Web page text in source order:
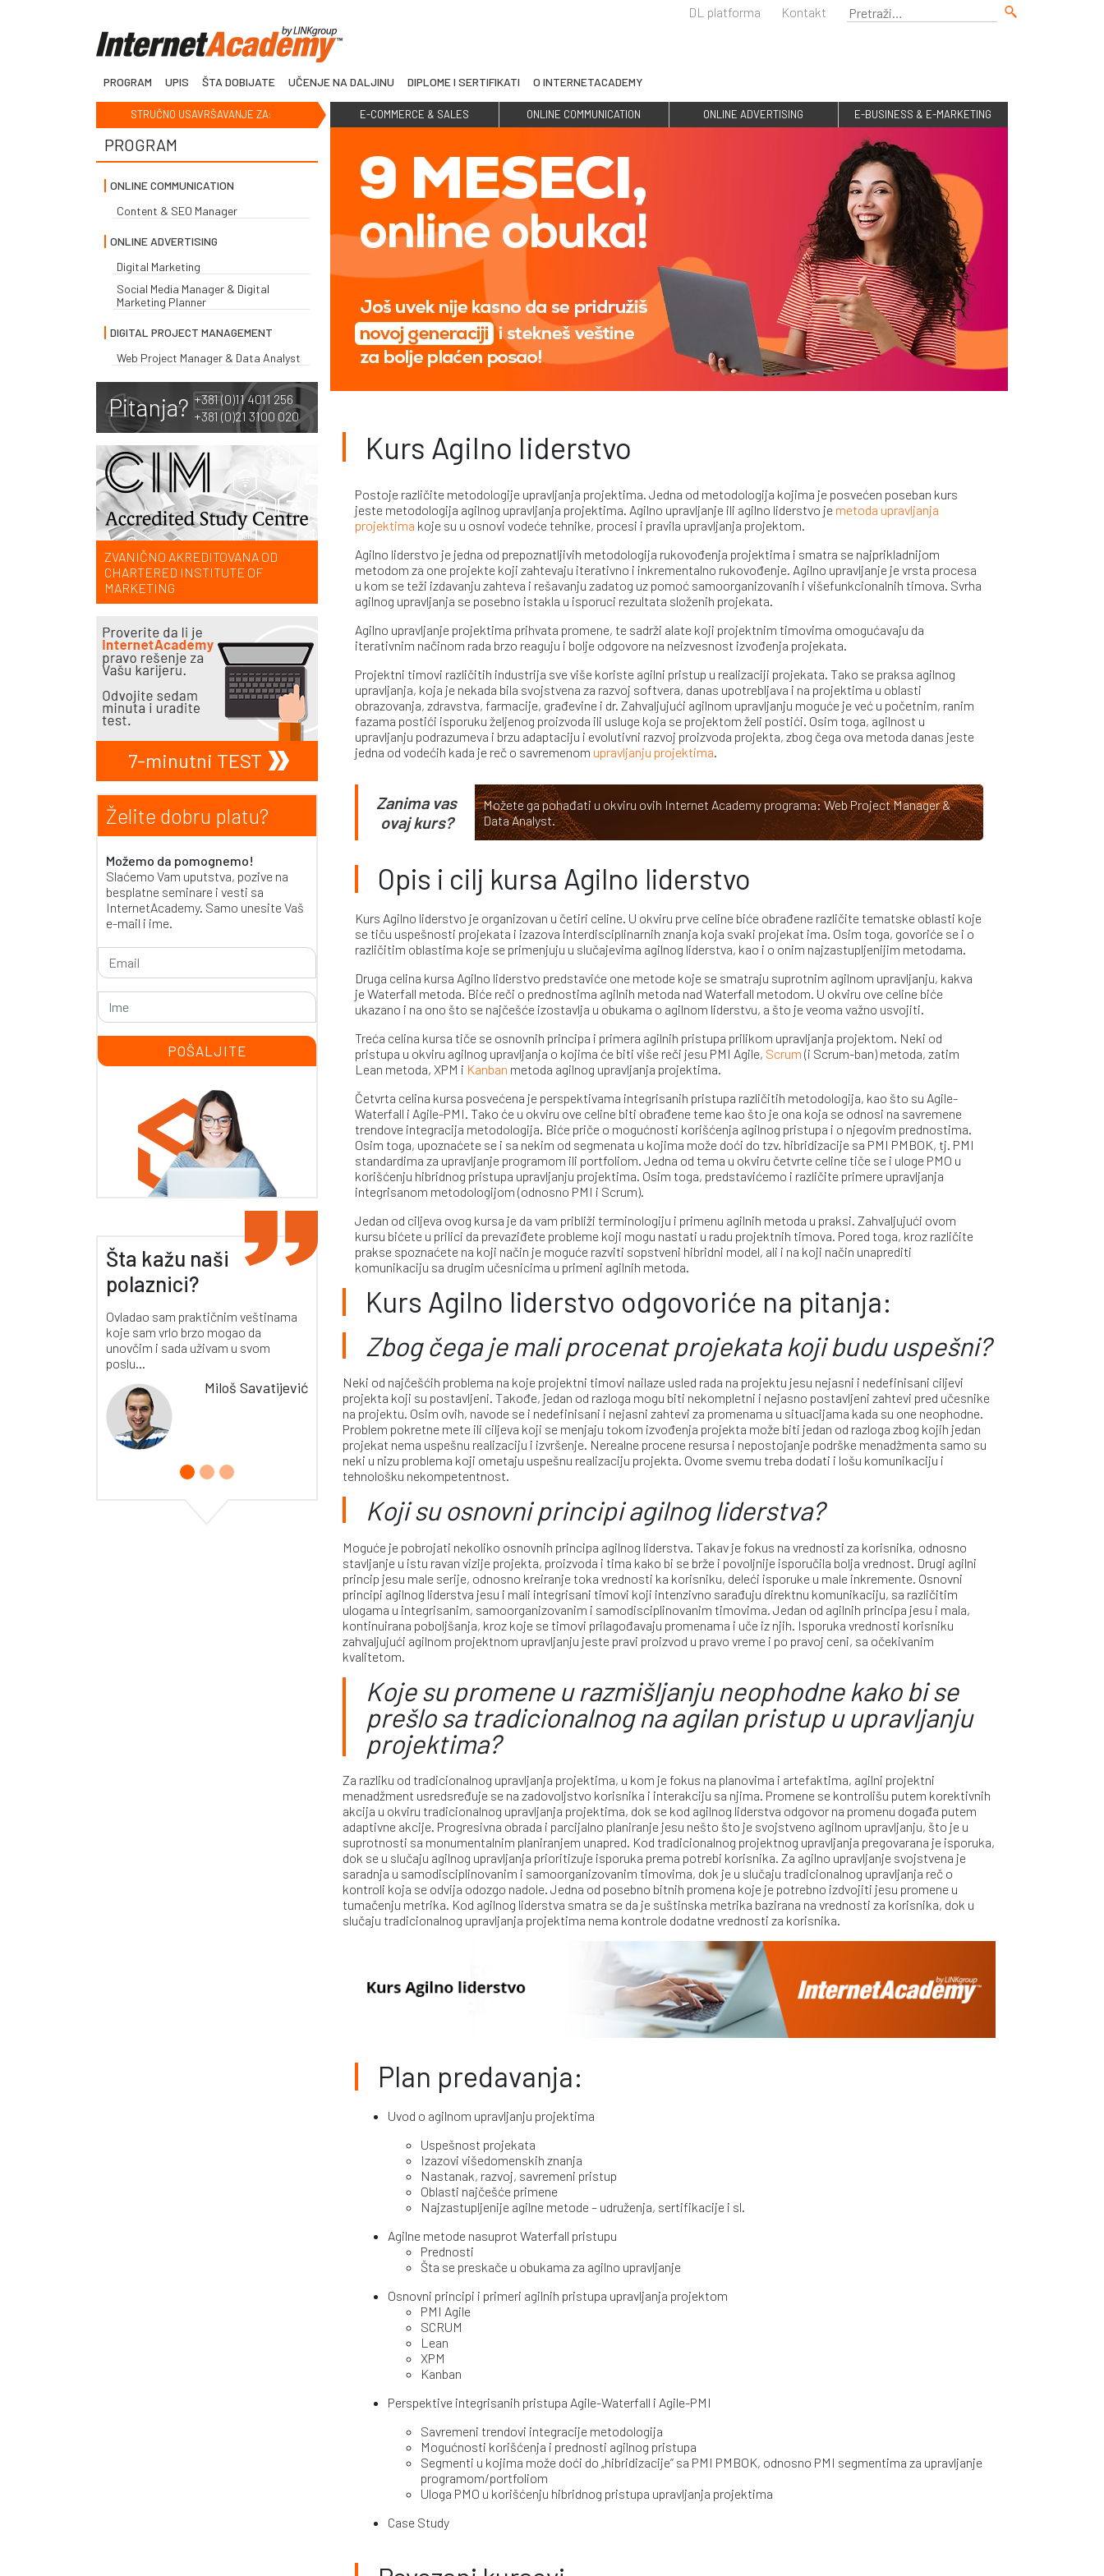
DL platforma Kontakt
PROGRAM UPIS ŠTA DOBIJATE UČENJE NA DALJINU DIPLOME I SERTIFIKATI O INTERNETACADEMY
STRUČNO USAVRŠAVANJE ZA: E-COMMERCE & SALES ONLINE COMMUNICATION ONLINE ADVERTISING E-BUSINESS & E-MARKETING
PROGRAM
ONLINE COMMUNICATION
Content & SEO Manager
ONLINE ADVERTISING
Digital Marketing
Social Media Manager & Digital
Marketing Planner
DIGITAL PROJECT MANAGEMENT
Web Project Manager & Data Analyst
Pitanja? +381 (0)11 4011 256
+381 (0)21 3100 020
ZVANIČNO AKREDITOVANA OD
CHARTERED INSTITUTE OF
MARKETING
7-minutni TEST
Želite dobru platu?
Možemo da pomognemo!
Slaćemo Vam uputstva, pozive na
besplatne seminare i vesti sa
InternetAcademy. Samo unesite Vaš
e-mail i ime.
Šta kažu naši
polaznici?
Ovladao sam praktičnim veštinama
koje sam vrlo brzo mogao da
unovčim i sada uživam u svom
poslu...
Miloš Savatijević
Kurs Agilno liderstvo
Postoje različite metodologije upravljanja projektima. Jedna od metodologija kojima je posvećen poseban kurs
jeste metodologija agilnog upravljanja projektima. Agilno upravljanje ili agilno liderstvo je metoda upravljanja
projektima koje su u osnovi vodeće tehnike, procesi i pravila upravljanja projektom.
Agilno liderstvo je jedna od prepoznatljivih metodologija rukovođenja projektima i smatra se najprikladnijom
metodom za one projekte koji zahtevaju iterativno i inkrementalno rukovođenje. Agilno upravljanje je vrsta procesa
u kom se teži izdavanju zahteva i rešavanju zadatog uz pomoć samoorganizovanih i višefunkcionalnih timova. Svrha
agilnog upravljanja se posebno istakla u isporuci rezultata složenih projekata.
Agilno upravljanje projektima prihvata promene, te sadrži alate koji projektnim timovima omogućavaju da
iterativnim načinom rada brzo reaguju i bolje odgovore na neizvesnost izvođenja projekata.
Projektni timovi različitih industrija sve više koriste agilni pristup u realizaciji projekata. Tako se praksa agilnog
upravljanja, koja je nekada bila svojstvena za razvoj softvera, danas upotrebljava i na projektima u oblasti
obrazovanja, zdravstva, farmacije, građevine i dr. Zahvaljujući agilnom upravljanju moguće je već u početnim, ranim
fazama postići isporuku željenog proizvoda ili usluge koja se projektom želi postići. Osim toga, agilnost u
upravljanju podrazumeva i brzu adaptaciju i evolutivni razvoj proizvoda projekta, zbog čega ova metoda danas jeste
jedna od vodećih kada je reč o savremenom upravljanju projektima.
Zanima vas
ovaj kurs?
Možete ga pohađati u okviru ovih Internet Academy programa:Web Project Manager &
Data Analyst.
Opis i cilj kursa Agilno liderstvo
Kurs Agilno liderstvo je organizovan u četiri celine. U okviru prve celine biće obrađene različite tematske oblasti koje
se tiču uspešnosti projekata i izazova interdisciplinarnih znanja koja svaki projekat ima. Osim toga, govoriće se i o
različitim oblastima koje se primenjuju u slučajevima agilnog liderstva, kao i o onim najzastupljenijim metodama.
Druga celina kursa Agilno liderstvo predstaviće one metode koje se smatraju suprotnim agilnom upravljanju, kakva
je Waterfall metoda. Biće reči o prednostima agilnih metoda nad Waterfall metodom. U okviru ove celine biće
ukazano i na ono što se najčešće izostavlja u obukama o agilnom liderstvu, a što je veoma važno usvojiti.
Treća celina kursa tiče se osnovnih principa i primera agilnih pristupa prilikom upravljanja projektom. Neki od
pristupa u okviru agilnog upravljanja o kojima će biti više reči jesu PMI Agile, Scrum (i Scrum-ban) metoda, zatim
Lean metoda, XPM i Kanban metoda agilnog upravljanja projektima.
Četvrta celina kursa posvećena je perspektivama integrisanih pristupa različitih metodologija, kao što su Agile-
Waterfall i Agile-PMI. Tako će u okviru ove celine biti obrađene teme kao što je ona koja se odnosi na savremene
trendove integracija metodologija. Biće priče o mogućnosti korišćenja agilnog pristupa i o njegovim prednostima.
Osim toga, upoznaćete se i sa nekim od segmenata u kojima može doći do tzv. hibridizacije sa PMI PMBOK, tj. PMI
standardima za upravljanje programom ili portfoliom. Jedna od tema u okviru četvrte celine tiče se i uloge PMO u
korišćenju hibridnog pristupa upravljanju projektima. Osim toga, predstavićemo i različite primere upravljanja
integrisanom metodologijom (odnosno PMI i Scrum).
Jedan od ciljeva ovog kursa je da vam približi terminologiju i primenu agilnih metoda u praksi. Zahvaljujući ovom
kursu bićete u prilici da prevaziđete probleme koji mogu nastati u radu projektnih timova. Pored toga, kroz različite
prakse spoznaćete na koji način je moguće razviti sopstveni hibridni model, ali i na koji način unaprediti
komunikaciju sa drugim učesnicima u primeni agilnih metoda.
Kurs Agilno liderstvo odgovoriće na pitanja:
Zbog čega je mali procenat projekata koji budu uspešni?
Neki od najčešćih problema na koje projektni timovi nailaze usled rada na projektu jesu nejasni i nedefinisani ciljevi
projekta koji su postavljeni. Takođe, jedan od razloga mogu biti nekompletni i nejasno postavljeni zahtevi pred učesnike
na projektu. Osim ovih, navode se i nedefinisani i nejasni zahtevi za promenama u situacijama kada su one neophodne.
Problem pokretne mete ili ciljeva koji se menjaju tokom izvođenja projekta može biti jedan od razloga zbog kojih jedan
projekat nema uspešnu realizaciju i izvršenje. Nerealne procene resursa i nepostojanje podrške menadžmenta samo su
neki u nizu problema koji ometaju uspešnu realizaciju projekta. Ovome svemu treba dodati i lošu komunikaciju i
tehnološku nekompetentnost.
Koji su osnovni principi agilnog liderstva?
Moguće je pobrojati nekoliko osnovnih principa agilnog liderstva. Takav je fokus na vrednosti za korisnika, odnosno
stavljanje u istu ravan vizije projekta, proizvoda i tima kako bi se brže i povoljnije isporučila bolja vrednost. Drugi agilni
princip jesu male serije, odnosno kreiranje toka vrednosti ka korisniku, deleći isporuke u male inkremente. Osnovni
principi agilnog liderstva jesu i mali integrisani timovi koji intenzivno sarađuju direktnu komunikaciju, sa različitim
ulogama u integrisanim, samoorganizovanim i samodisciplinovanim timovima. Jedan od agilnih principa jesu i mala,
kontinuirana poboljšanja, kroz koje se timovi prilagođavaju promenama i uče iz njih. Isporuka vrednosti korisniku
zahvaljujući agilnom projektnom upravljanju jeste pravi proizvod u pravo vreme i po pravoj ceni, sa očekivanim
kvalitetom.
Koje su promene u razmišljanju neophodne kako bi se
prešlo sa tradicionalnog na agilan pristup u upravljanju
projektima?
Za razliku od tradicionalnog upravljanja projektima, u kom je fokus na planovima i artefaktima, agilni projektni
menadžment usredsređuje se na zadovoljstvo korisnika i interakciju sa njima. Promene se kontrolišu putem korektivnih
akcija u okviru tradicionalnog upravljanja projektima, dok se kod agilnog liderstva odgovor na promenu događa putem
adaptivne akcije. Progresivna obrada i parcijalno planiranje jesu nešto što je svojstveno agilnom upravljanju, što je u
suprotnosti sa monumentalnim planiranjem unapred. Kod tradicionalnog projektnog upravljanja pregovarana je isporuka,
dok se u slučaju agilnog upravljanja prioritizuje isporuka prema potrebi korisnika. Za agilno upravljanje svojstvena je
saradnja u samodisciplinovanim i samoorganizovanim timovima, dok je u slučaju tradicionalnog upravljanja reč o
kontroli koja se odvija odozgo nadole. Jedna od posebno bitnih promena koje je potrebno izdvojiti jesu promene u
tumačenju metrika. Kod agilnog liderstva smatra se da je suštinska metrika bazirana na vrednosti za korisnika, dok u
slučaju tradicionalnog upravljanja projektima nema kontrole dodatne vrednosti za korisnika.
Plan predavanja:
Uvod o agilnom upravljanju projektima
Uspešnost projekata
Izazovi višedomenskih znanja
Nastanak, razvoj, savremeni pristup
Oblasti najčešće primene
Najzastupljenije agilne metode – udruženja, sertifikacije i sl.
Agilne metode nasuprot Waterfall pristupu
Prednosti
Šta se preskače u obukama za agilno upravljanje
Osnovni principi i primeri agilnih pristupa upravljanja projektom
PMI Agile
SCRUM
Lean
XPM
Kanban
Perspektive integrisanih pristupa Agile-Waterfall i Agile-PMI
Savremeni trendovi integracije metodologija
Mogućnosti korišćenja i prednosti agilnog pristupa
Segmenti u kojima može doći do „hibridizacije” sa PMI PMBOK, odnosno PMI segmentima za upravljanje
programom/portfoliom
Uloga PMO u korišćenju hibridnog pristupa upravljanja projektima
Case Study